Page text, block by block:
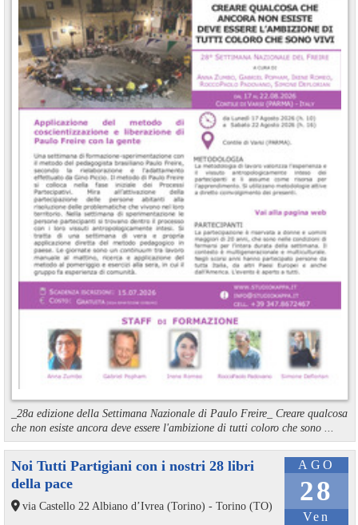
_28a edizione della Settimana Nazionale di Paulo Freire_ Creare qualcosa
che non esiste ancora deve essere l'ambizione di tutti coloro che sono ...
AGO
28
Ven
Noi Tutti Partigiani con i nostri 28 libri
della pace
via Castello 22 Albiano d’Ivrea (Torino) - Torino (TO)